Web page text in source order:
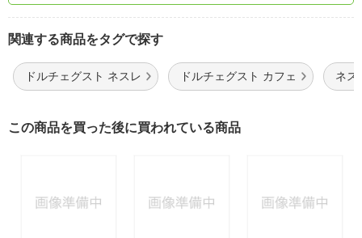
関連する商品をタグで探す
ドルチェグスト ネスレ ドルチェグスト カフェ ネス
この商品を買った後に買われている商品